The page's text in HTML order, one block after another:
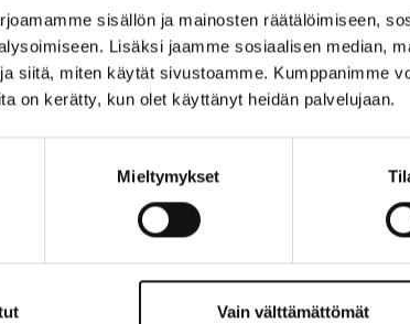
sisällön ja mainosten räätälöimiseen,
Lisäksi jaamme sosiaalisen median,
siitä, miten käytät sivustoamme. Kumppanimme
on kerätty, kun olet käyttänyt heidän palvelujaan.
Mieltymykset
Vain välttämättömät
Lukumaa.
on ollut eri hallituksien
niin vaikea puuttua?